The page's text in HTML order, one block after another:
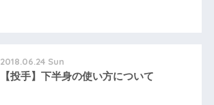
2018.06.24 Sun
【投手】下半身の使い方について